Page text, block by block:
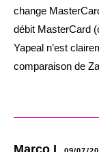
change
débit MasterCard
Yapeal n’est
comparaison de
Marco L